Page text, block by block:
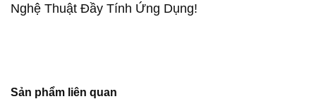
Nghệ Thuật Đầy Tính Ứng Dụng!
Sản phẩm liên quan